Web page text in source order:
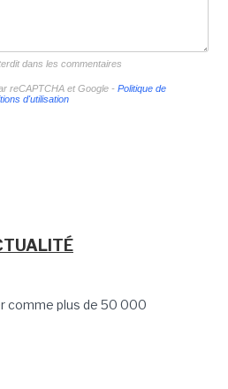
dans les commentaires
reCAPTCHA et Google - Politique de
d'utilisation
comme plus de 50 000